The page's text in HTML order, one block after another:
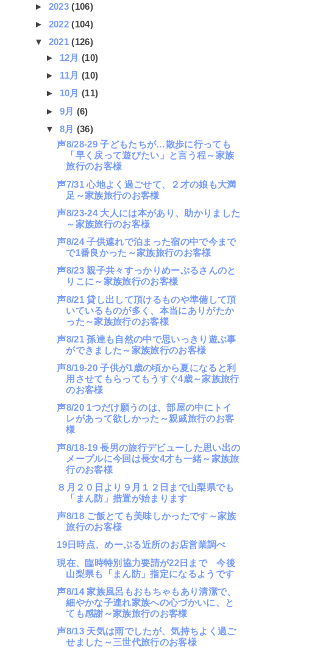
► 2023(106)
► 2022(104)
▼ 2021(126)
► 12月(10)
► 11月(10)
► 10月(11)
► 9月 (6)
▼ 8月 (36)
声8/28-29 子どもたちが…散歩に行っても
「早く戻って遊びたい」と言う程～家族
旅行のお客様
声7/31 心地よく過ごせて、２才の娘も大満
足～家族旅行のお客様
声8/23-24 大人には本があり、助かりました
～家族旅行のお客様
声8/24 子供連れで泊まった宿の中で今まで
で1番良かった～家族旅行のお客様
声8/23 親子共々すっかりめーぷるさんのと
りこに～家族旅行のお客様
声8/21 貸し出して頂けるものや準備して頂
いているものが多く、本当にありがたか
った～家族旅行のお客様
声8/21 孫達も自然の中で思いっきり遊ぶ事
ができました～家族旅行のお客様
声8/19-20 子供が1歳の頃から夏になると利
用させてもらってもうすぐ4歳～家族旅行
のお客様
声8/20 1つだけ願うのは、部屋の中にトイ
レがあって欲しかった～親戚旅行のお客
様
声8/18-19 長男の旅行デビューした思い出の
メープルに今回は長女4才も一緒～家族旅
行のお客様
８月２０日より９月１２日まで山梨県でも
「まん防」措置が始まります
声8/18 ご飯とても美味しかったです～家族
旅行のお客様
19日時点、めーぷる近所のお店営業調べ
現在、臨時特別協力要請が22日まで 今後
山梨県も「まん防」指定になるようです
声8/14 家族風呂もおもちゃもあり清潔で、
細やかな子連れ家族への心づかいに、と
ても感謝～家族旅行のお客様
声8/13 天気は雨でしたが、気持ちよく過ご
せました～三世代旅行のお客様